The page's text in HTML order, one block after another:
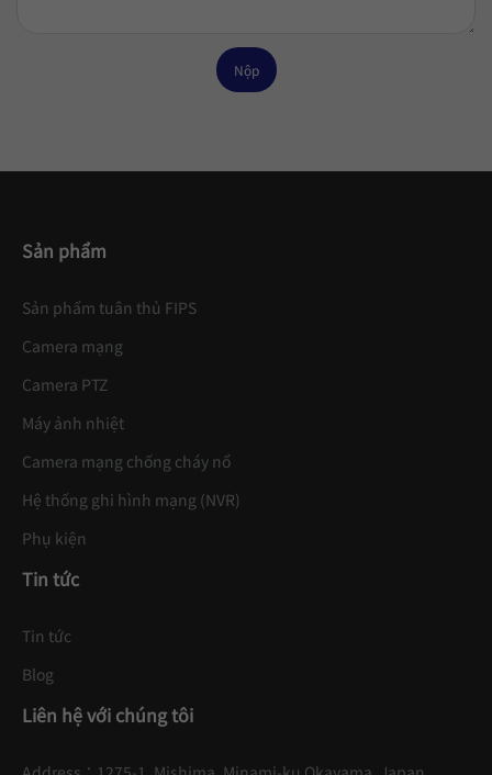
Nộp
Sản phẩm
Sản phẩm tuân thủ FIPS
Camera mạng
Camera PTZ
Máy ảnh nhiệt
Camera mạng chống cháy nổ
Hệ thống ghi hình mạng (NVR)
Phụ kiện
Tin tức
Tin tức
Blog
Liên hệ với chúng tôi